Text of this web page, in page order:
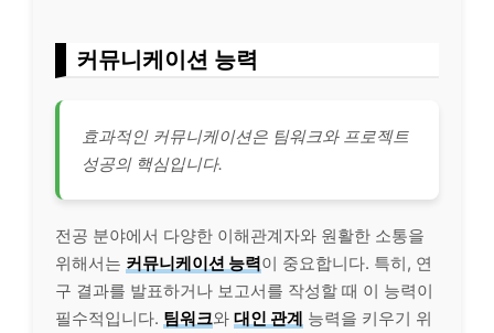
커뮤니케이션 능력
효과적인 커뮤니케이션은 팀워크와 프로젝트
성공의 핵심입니다.
전공 분야에서 다양한 이해관계자와 원활한 소통을
위해서는 커뮤니케이션 능력이 중요합니다. 특히, 연
구 결과를 발표하거나 보고서를 작성할 때 이 능력이
필수적입니다. 팀워크와 대인 관계 능력을 키우기 위